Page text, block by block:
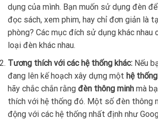
dụng của mình. Bạn muốn sử dụng đèn
đọc sách, xem phim, hay chỉ đơn giản là
phòng? Các mục đích sử dụng khác nhau
loại đèn khác nhau.
Tương thích với các hệ thống khác: Nếu
đang lên kế hoạch xây dựng một hệ thống
hãy chắc chắn rằng đèn thông minh mà
thích với hệ thống đó. Một số đèn thông
động với các hệ thống nhất định như